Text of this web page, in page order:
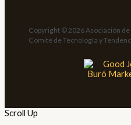
Copyright © 2026 Asociación
Comité de Tecnología y
Scroll Up